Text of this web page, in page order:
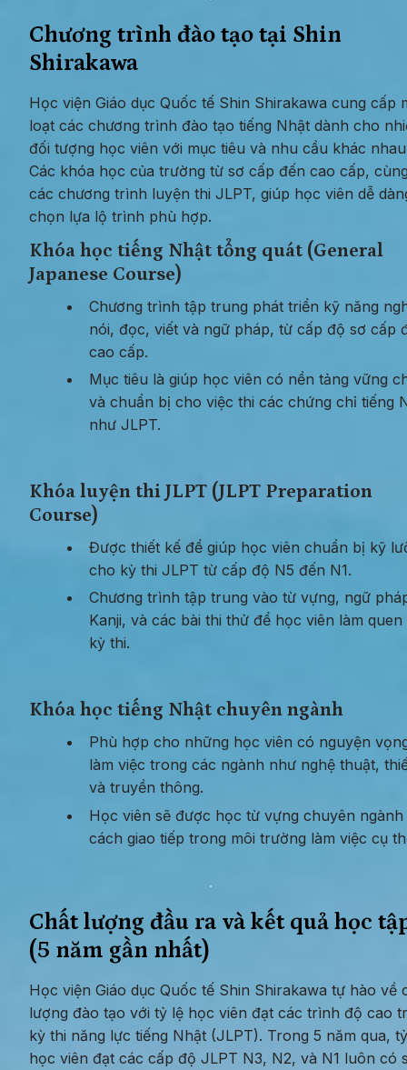
Chương trình đào tạo tại Shin
Shirakawa
Học viện Giáo dục Quốc tế Shin Shirakawa cung cấp
loạt các chương trình đào tạo tiếng Nhật dành cho
đối tượng học viên với mục tiêu và nhu cầu khác
Các khóa học của trường từ sơ cấp đến cao cấp,
các chương trình luyện thi JLPT, giúp học viên dễ
chọn lựa lộ trình phù hợp.
Khóa học tiếng Nhật tổng quát (General
Japanese Course)
Chương trình tập trung phát triển kỹ năng
nói, đọc, viết và ngữ pháp, từ cấp độ sơ cấp
cao cấp.
Mục tiêu là giúp học viên có nền tảng vững
và chuẩn bị cho việc thi các chứng chỉ tiếng
như JLPT.
Khóa luyện thi JLPT (JLPT Preparation
Course)
Được thiết kế để giúp học viên chuẩn bị kỹ
cho kỳ thi JLPT từ cấp độ N5 đến N1.
Chương trình tập trung vào từ vựng, ngữ
Kanji, và các bài thi thử để học viên làm quen
kỳ thi.
Khóa học tiếng Nhật chuyên ngành
Phù hợp cho những học viên có nguyện
làm việc trong các ngành như nghệ thuật,
và truyền thông.
Học viên sẽ được học từ vựng chuyên ngành
cách giao tiếp trong môi trường làm việc cụ
Chất lượng đầu ra và kết quả học
(5 năm gần nhất)
Học viện Giáo dục Quốc tế Shin Shirakawa tự hào về
lượng đào tạo với tỷ lệ học viên đạt các trình độ cao
kỳ thi năng lực tiếng Nhật (JLPT). Trong 5 năm qua,
học viên đạt các cấp độ JLPT N3, N2, và N1 luôn có